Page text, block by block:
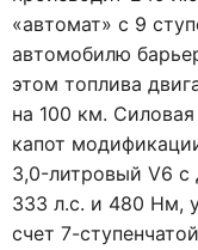
«автомат» с 9
автомобилю
этом топлива
на 100 км.
капот
3,0-литровый V6
333 л.с. и 480 Нм,
счет 7-